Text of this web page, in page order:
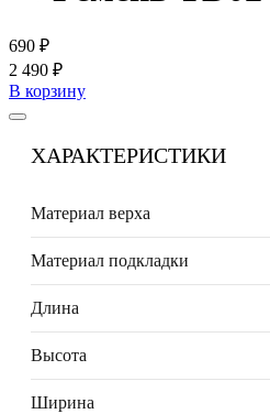
690 ₽
2 490 ₽
В корзину
ХАРАКТЕРИСТИКИ
Материал верха
Материал подкладки
Длина
Высота
Ширина